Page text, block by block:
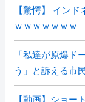
【驚愕】 イン
ｗｗｗｗｗｗｗ
「私達が原爆ド
う」と訴える市
【動画】ショー